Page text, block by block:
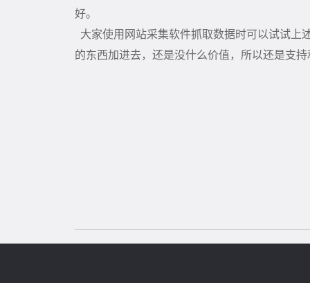
好。
大家使用网站采集软件抓取数据时可以试试上
的东西加进去，还是没什么价值，所以还是支